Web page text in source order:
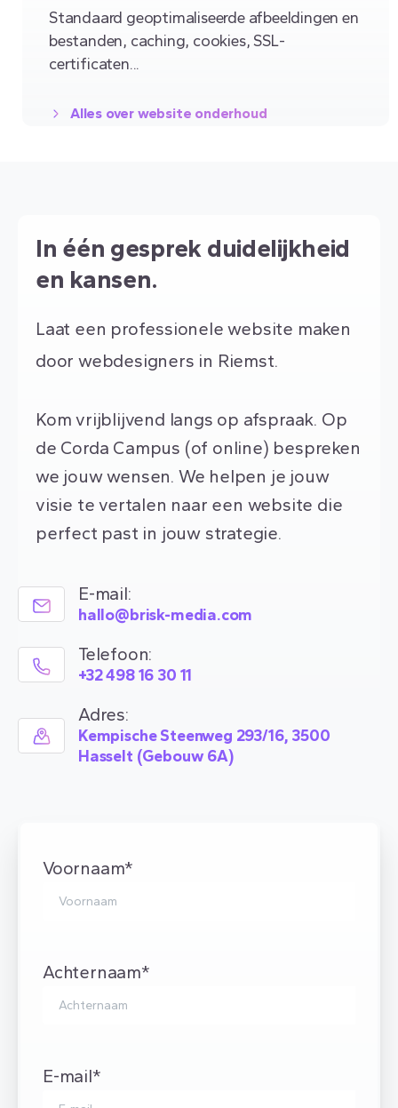
Standaard geoptimaliseerde afbeeldingen en
bestanden, caching, cookies, SSL-
certificaten...
Alles over website onderhoud
In één gesprek duidelijkheid
en kansen.
Laat een professionele website maken
door webdesigners in Riemst.
Kom vrijblijvend langs op afspraak. Op
de Corda Campus (of online) bespreken
we jouw wensen. We helpen je jouw
visie te vertalen naar een website die
perfect past in jouw strategie.
E-mail:
hallo@brisk-media.com
Telefoon:
+32 498 16 30 11
Adres:
Kempische Steenweg 293/16, 3500
Hasselt (Gebouw 6A)
Voornaam*
Achternaam*
E-mail*